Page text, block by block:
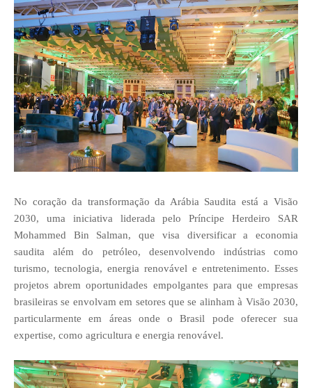
No coração da transformação da Arábia Saudita está a Visão
2030, uma iniciativa liderada pelo Príncipe Herdeiro SAR
Mohammed Bin Salman, que visa diversificar a economia
saudita além do petróleo, desenvolvendo indústrias como
turismo, tecnologia, energia renovável e entretenimento. Esses
projetos abrem oportunidades empolgantes para que empresas
brasileiras se envolvam em setores que se alinham à Visão 2030,
particularmente em áreas onde o Brasil pode oferecer sua
expertise, como agricultura e energia renovável.